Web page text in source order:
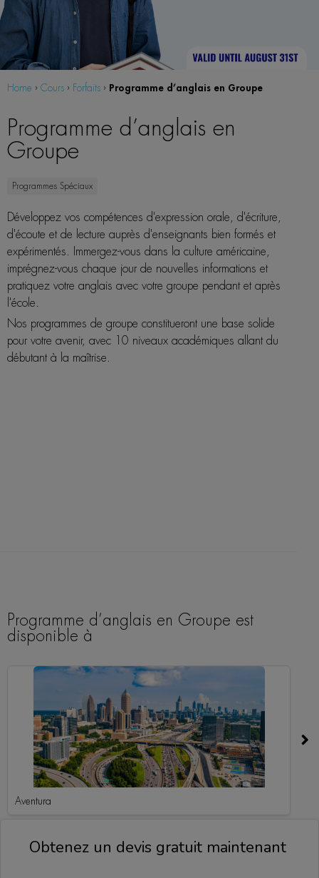
Home › Cours › Forfaits › Programme d’anglais en Groupe
Programme d’anglais en
Groupe
Programmes Spéciaux
Développez vos compétences d'expression orale, d'écriture,
d'écoute et de lecture auprès d'enseignants bien formés et
expérimentés. Immergez-vous dans la culture américaine,
imprégnez-vous chaque jour de nouvelles informations et
pratiquez votre anglais avec votre groupe pendant et après
l'école.
Nos programmes de groupe constitueront une base solide
pour votre avenir, avec 10 niveaux académiques allant du
débutant à la maîtrise.
Programme d’anglais en Groupe est
disponible à
Aventura
Obtenez un devis gratuit maintenant